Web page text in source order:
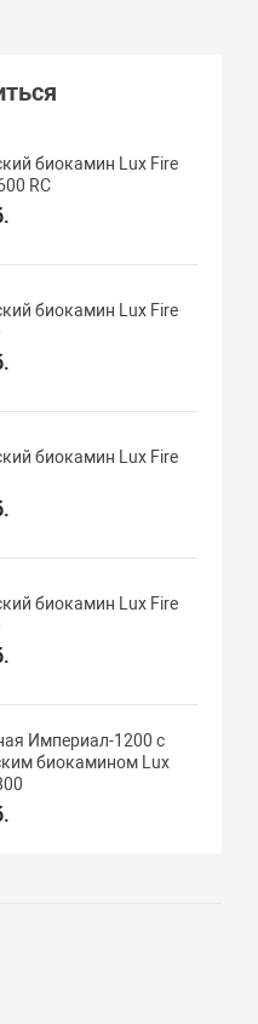
биокамин Lux Fire
RC
биокамин Lux Fire
биокамин Lux Fire
биокамин Lux Fire
Империал-1200 с
биокамином Lux